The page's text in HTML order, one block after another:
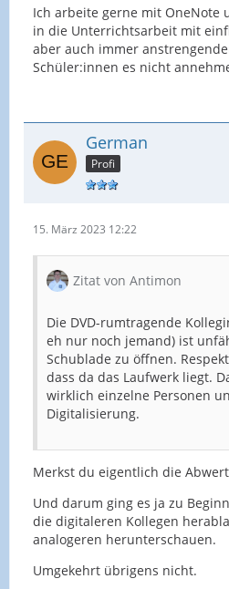
Ich arbeite gerne mit OneNote
in die Unterrichtsarbeit mit
aber auch immer
Schüler:innen es nicht
German
Profi
15. März 2023 12:22
Zitat von Antimon
Die DVD-rumtragende
eh nur noch jemand) ist
Schublade zu öffnen.
dass da das Laufwerk liegt.
wirklich einzelne Personen
Digitalisierung.
Merkst du eigentlich die
Und darum ging es ja zu
die digitaleren Kollegen
analogeren herunterschauen.
Umgekehrt übrigens nicht.